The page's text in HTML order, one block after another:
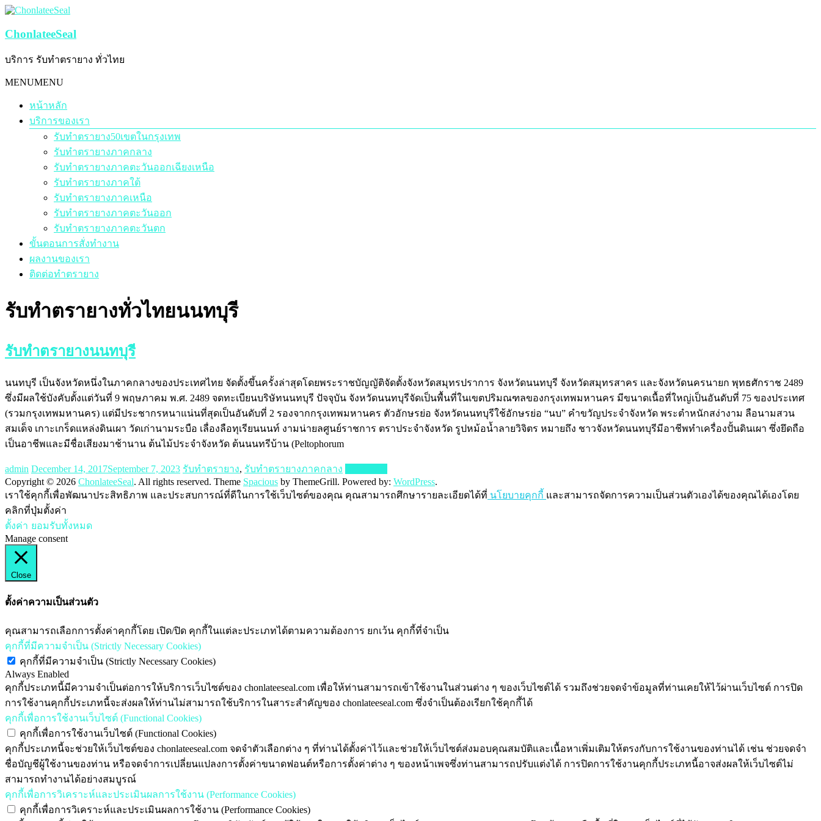
Skip
content
ChonlateeSeal
บริการ รับทำตรายาง ทั่วไทย
Menu
MENUMENU
หน้าหลัก
บริการของเรา
รับทำตรายาง50เขตในกรุงเทพ
รับทำตรายางภาคกลาง
รับทำตรายางภาคตะวันออกเฉียงเหนือ
รับทำตรายางภาคใต้
รับทำตรายางภาคเหนือ
รับทำตรายางภาคตะวันออก
รับทำตรายางภาคตะวันตก
ขั้นตอนการสั่งทำงาน
ผลงานของเรา
ติดต่อทำตรายาง
รับทำตรายางทั่วไทยนนทบุรี
รับทำตรายางนนทบุรี
นนทบุรี เป็นจังหวัดหนึ่งในภาคกลางของประเทศไทย จัดตั้งขึ้นครั้งล่าสุดโดยพระราชบัญญัติจัดตั้งจังหวัดสมุทรปราการ จังหวัดนนทบุรี จังหวัดสมุทรสาคร และจังหวัดนครนายก พุทธศักราช 2489
ซึ่งมีผลใช้บังคับตั้งแต่วันที่ 9 พฤษภาคม พ.ศ. 2489 จดทะเบียนบริษัทนนทบุรี ปัจจุบัน จังหวัดนนทบุรีจัดเป็นพื้นที่ในเขตปริมณฑลของกรุงเทพมหานคร มีขนาดเนื้อที่ใหญ่เป็นอันดับที่ 75 ของประเทศ
(รวมกรุงเทพมหานคร) แต่มีประชากรหนาแน่นที่สุดเป็นอันดับที่ 2 รองจากกรุงเทพมหานคร ตัวอักษรย่อ จังหวัดนนทบุรีใช้อักษรย่อ “นบ” คำขวัญประจำจังหวัด พระตำหนักสง่างาม ลือนามสวน
สมเด็จ เกาะเกร็ดแหล่งดินเผา วัดเก่านามระบือ เลื่องลือทุเรียนนนท์ งามน่ายลศูนย์ราชการ ตราประจำจังหวัด รูปหม้อน้ำลายวิจิตร หมายถึง ชาวจังหวัดนนทบุรีมีอาชีพทำเครื่องปั้นดินเผา ซึ่งยึดถือ
เป็นอาชีพและมีชื่อเสียงมาช้านาน ต้นไม้ประจำจังหวัด ต้นนนทรีบ้าน (Peltophorum
admin December 14, 2017September 7, 2023 รับทำตรายาง, รับทำตรายางภาคกลาง
Copyright © 2026 ChonlateeSeal. All rights reserved. Theme Spacious by ThemeGrill. Powered by: WordPress.
เราใช้คุกกี้เพื่อพัฒนาประสิทธิภาพ และประสบการณ์ที่ดีในการใช้เว็บไซต์ของคุณ คุณสามารถศึกษารายละเอียดได้ที่ นโยบายคุกกี้ และสามารถจัดการความเป็นส่วนตัวเองได้ของคุณได้เองโดย
คลิกที่ปุ่มตั้งค่า
ตั้งค่า ยอมรับทั้งหมด
Manage consent
Close
ตั้งค่าความเป็นส่วนตัว
คุณสามารถเลือกการตั้งค่าคุกกี้โดย เปิด/ปิด คุกกี้ในแต่ละประเภทได้ตามความต้องการ ยกเว้น คุกกี้ที่จำเป็น
คุกกี้ที่มีความจำเป็น (Strictly Necessary Cookies)
คุกกี้ที่มีความจำเป็น (Strictly Necessary Cookies)
Always Enabled
คุกกี้ประเภทนี้มีความจำเป็นต่อการให้บริการเว็บไซต์ของ chonlateeseal.com เพื่อให้ท่านสามารถเข้าใช้งานในส่วนต่าง ๆ ของเว็บไซต์ได้ รวมถึงช่วยจดจำข้อมูลที่ท่านเคยให้ไว้ผ่านเว็บไซต์ การปิด
การใช้งานคุกกี้ประเภทนี้จะส่งผลให้ท่านไม่สามารถใช้บริการในสาระสำคัญของ chonlateeseal.com ซึ่งจำเป็นต้องเรียกใช้คุกกี้ได้
คุกกี้เพื่อการใช้งานเว็บไซต์ (Functional Cookies)
คุกกี้เพื่อการใช้งานเว็บไซต์ (Functional Cookies)
คุกกี้ประเภทนี้จะช่วยให้เว็บไซต์ของ chonlateeseal.com จดจำตัวเลือกต่าง ๆ ที่ท่านได้ตั้งค่าไว้และช่วยให้เว็บไซต์ส่งมอบคุณสมบัติและเนื้อหาเพิ่มเติมให้ตรงกับการใช้งานของท่านได้ เช่น ช่วยจดจำ
ชื่อบัญชีผู้ใช้งานของท่าน หรือจดจำการเปลี่ยนแปลงการตั้งค่าขนาดฟอนต์หรือการตั้งค่าต่าง ๆ ของหน้าเพจซึ่งท่านสามารถปรับแต่งได้ การปิดการใช้งานคุกกี้ประเภทนี้อาจส่งผลให้เว็บไซต์ไม่
สามารถทำงานได้อย่างสมบูรณ์
คุกกี้เพื่อการวิเคราะห์และประเมินผลการใช้งาน (Performance Cookies)
คุกกี้เพื่อการวิเคราะห์และประเมินผลการใช้งาน (Performance Cookies)